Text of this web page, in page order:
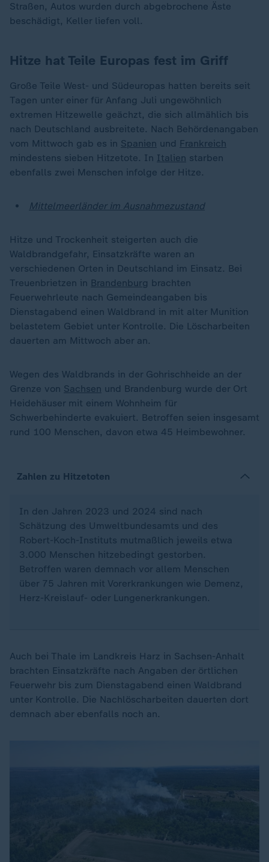
Straßen, Autos wurden durch abgebrochene Äste
beschädigt, Keller liefen voll.
Hitze hat Teile Europas fest im Griff
Große Teile West- und Südeuropas hatten bereits seit
Tagen unter einer für Anfang Juli ungewöhnlich
extremen Hitzewelle geächzt, die sich allmählich bis
nach Deutschland ausbreitete. Nach Behördenangaben
vom Mittwoch gab es in Spanien und Frankreich
mindestens sieben Hitzetote. In Italien starben
ebenfalls zwei Menschen infolge der Hitze.
Mittelmeerländer im Ausnahmezustand
Hitze und Trockenheit steigerten auch die
Waldbrandgefahr, Einsatzkräfte waren an
verschiedenen Orten in Deutschland im Einsatz. Bei
Treuenbrietzen in Brandenburg brachten
Feuerwehrleute nach Gemeindeangaben bis
Dienstagabend einen Waldbrand in mit alter Munition
belastetem Gebiet unter Kontrolle. Die Löscharbeiten
dauerten am Mittwoch aber an.
Wegen des Waldbrands in der Gohrischheide an der
Grenze von Sachsen und Brandenburg wurde der Ort
Heidehäuser mit einem Wohnheim für
Schwerbehinderte evakuiert. Betroffen seien insgesamt
rund 100 Menschen, davon etwa 45 Heimbewohner.
Zahlen zu Hitzetoten
In den Jahren 2023 und 2024 sind nach
Schätzung des Umweltbundesamts und des
Robert-Koch-Instituts mutmaßlich jeweils etwa
3.000 Menschen hitzebedingt gestorben.
Betroffen waren demnach vor allem Menschen
über 75 Jahren mit Vorerkrankungen wie Demenz,
Herz-Kreislauf- oder Lungenerkrankungen.
Auch bei Thale im Landkreis Harz in Sachsen-Anhalt
brachten Einsatzkräfte nach Angaben der örtlichen
Feuerwehr bis zum Dienstagabend einen Waldbrand
unter Kontrolle. Die Nachlöscharbeiten dauerten dort
demnach aber ebenfalls noch an.